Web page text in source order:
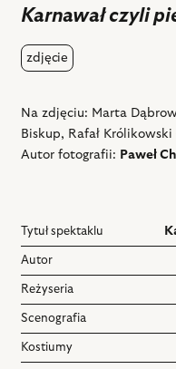
Karnawał czyli
zdjęcie
Na zdjęciu: Marta
Biskup, Rafał
Autor fotografii: Paweł
Tytuł spektaklu
Autor
Reżyseria
Scenografia
Kostiumy